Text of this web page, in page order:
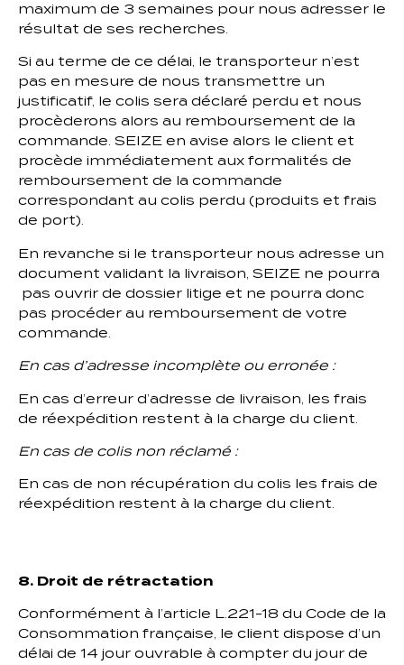
maximum de 3 semaines pour nous adresser le
résultat de ses recherches.
Si au terme de ce délai, le transporteur n’est
pas en mesure de nous transmettre un
justificatif, le colis sera déclaré perdu et nous
procèderons alors au remboursement de la
commande. SEIZE en avise alors le client et
procède immédiatement aux formalités de
remboursement de la commande
correspondant au colis perdu (produits et frais
de port).
En revanche si le transporteur nous adresse un
document validant la livraison, SEIZE ne pourra
pas ouvrir de dossier litige et ne pourra donc
pas procéder au remboursement de votre
commande.
En cas d’adresse incomplète ou erronée :
En cas d’erreur d’adresse de livraison, les frais
de réexpédition restent à la charge du client.
En cas de colis non réclamé :
En cas de non récupération du colis les frais de
réexpédition restent à la charge du client.
8. Droit de rétractation
Conformément à l’article L.221-18 du Code de la
Consommation française, le client dispose d’un
délai de 14 jour ouvrable à compter du jour de